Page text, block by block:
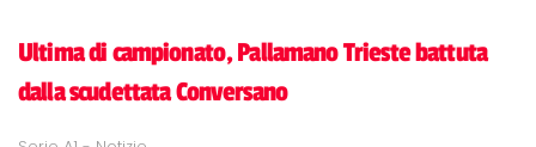
Ultima di campionato, Pallamano Trieste battuta
dalla scudettata Conversano